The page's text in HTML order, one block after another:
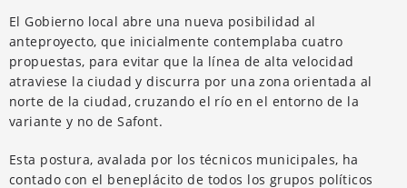
El Gobierno local abre una nueva posibilidad al
anteproyecto, que inicialmente contemplaba cuatro
propuestas, para evitar que la línea de alta velocidad
atraviese la ciudad y discurra por una zona orientada al
norte de la ciudad, cruzando el río en el entorno de la
variante y no de Safont.
Esta postura, avalada por los técnicos municipales, ha
contado con el beneplácito de todos los grupos políticos